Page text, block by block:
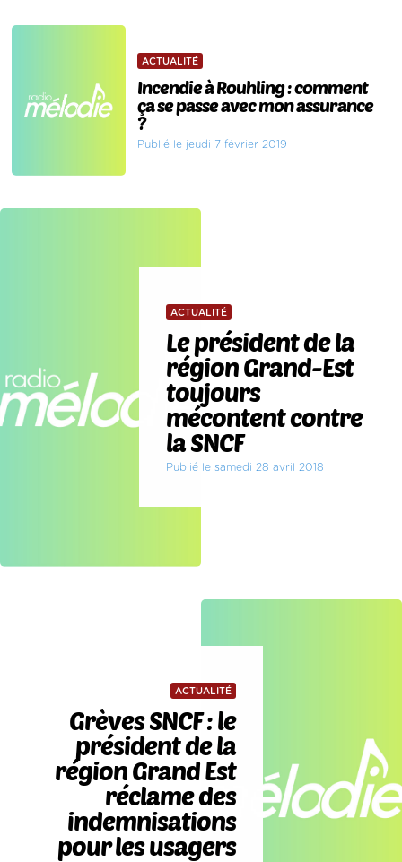
ACTUALITÉ
Incendie à Rouhling : comment
ça se passe avec mon assurance
?
Publié le jeudi 7 février 2019
ACTUALITÉ
Le président de la
région Grand-Est
toujours
mécontent contre
la SNCF
Publié le samedi 28 avril 2018
ACTUALITÉ
Grèves SNCF : le
président de la
région Grand Est
réclame des
indemnisations
pour les usagers